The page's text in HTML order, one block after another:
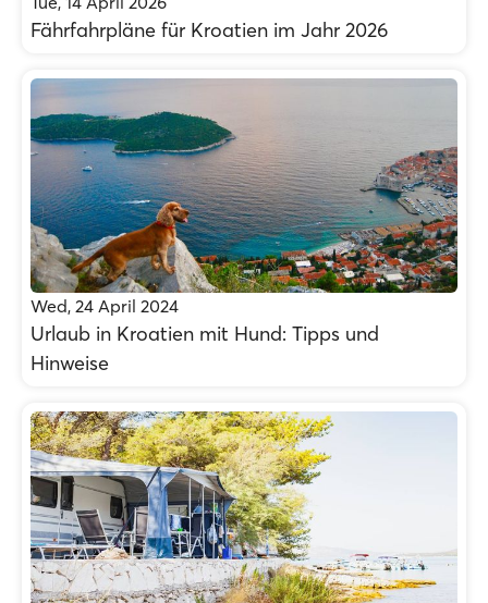
Fährfahrpläne für Kroatien im Jahr 2026
Wed, 24 April 2024
Urlaub in Kroatien mit Hund: Tipps und
Hinweise